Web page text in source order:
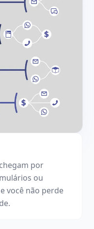
por
ou
você não perde